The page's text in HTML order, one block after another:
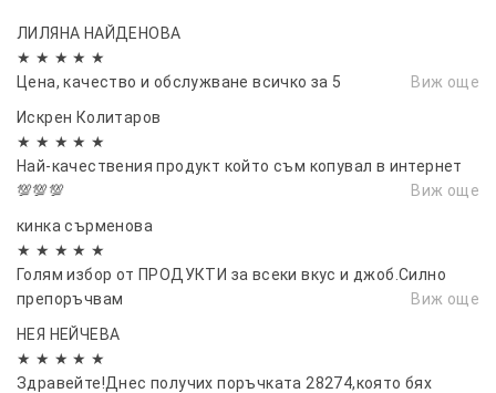
ЛИЛЯНА НАЙДЕНОВА
★ ★ ★ ★ ★
Цена, качество и обслужване всичко за 5
Виж още
Искрен Колитаров
★ ★ ★ ★ ★
Най-качествения продукт който съм копувал в интернет
💯💯💯
Виж още
кинка сърменова
★ ★ ★ ★ ★
Голям избор от ПРОДУКТИ за всеки вкус и джоб.Силно
препоръчвам
Виж още
НЕЯ НЕЙЧЕВА
★ ★ ★ ★ ★
Здравейте!Днес получих поръчката 28274,която бях